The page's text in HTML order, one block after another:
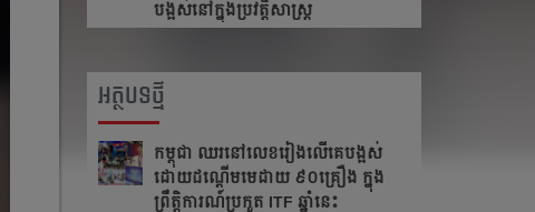
បង្អស់នៅក្នុងប្រវត្តិសាស្រ្ត
អត្ថបទថ្មី
កម្ពុជា​ ឈរនៅលេខរៀងលើគេបង្អស់​
ដោយដណ្ដើមមេដាយ​ ៩០គ្រឿង ក្នុង
ព្រឹត្ដិការណ៍ប្រកួត ITF​ ឆ្នាំនេះ